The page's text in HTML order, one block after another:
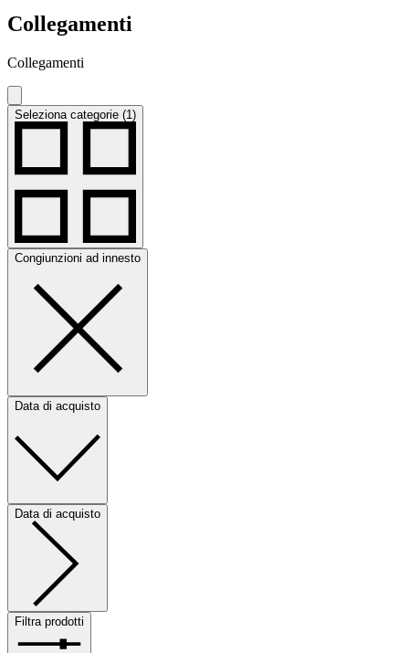
Collegamenti
Collegamenti
Seleziona categorie (1)
Congiunzioni ad innesto
Data di acquisto
Data di acquisto
Filtra prodotti